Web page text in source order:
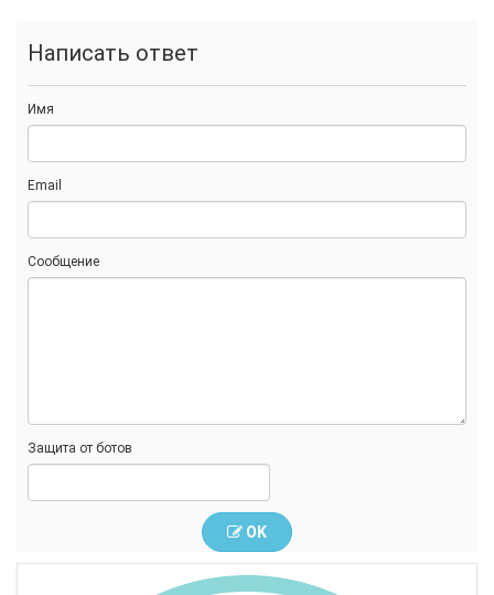
Написать ответ
Имя
Email
Сообщение
Защита от ботов
OK